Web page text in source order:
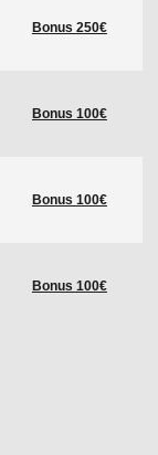
Bonus 250€
Bonus 100€
Bonus 100€
Bonus 100€